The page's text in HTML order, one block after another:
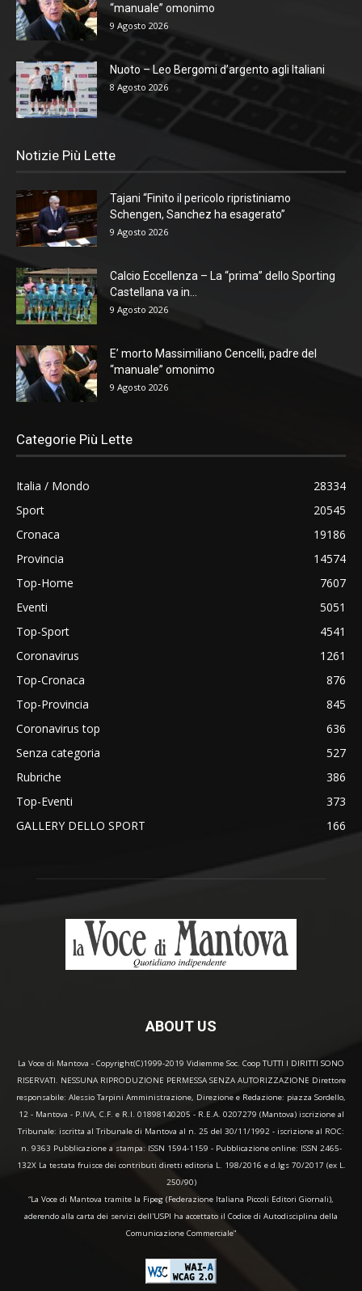
“manuale” omonimo
9 Agosto 2026
Nuoto – Leo Bergomi d’argento agli Italiani
8 Agosto 2026
Notizie Più Lette
Tajani “Finito il pericolo ripristiniamo
Schengen, Sanchez ha esagerato”
9 Agosto 2026
Calcio Eccellenza – La “prima” dello Sporting
Castellana va in...
9 Agosto 2026
E’ morto Massimiliano Cencelli, padre del
“manuale” omonimo
9 Agosto 2026
Categorie Più Lette
Italia / Mondo
28334
Sport
20545
Cronaca
19186
Provincia
14574
Top-Home
7607
Eventi
5051
Top-Sport
4541
Coronavirus
1261
Top-Cronaca
876
Top-Provincia
845
Coronavirus top
636
Senza categoria
527
Rubriche
386
Top-Eventi
373
GALLERY DELLO SPORT
166
ABOUT US
La Voce di Mantova - Copyright(C)1999-2019 Vidiemme Soc. Coop TUTTI I DIRITTI SONO
RISERVATI. NESSUNA RIPRODUZIONE PERMESSA SENZA AUTORIZZAZIONE Direttore
responsabile: Alessio Tarpini Amministrazione, Direzione e Redazione: piazza Sordello,
12 - Mantova - P.IVA, C.F. e R.I. 01898140205 - R.E.A. 0207279 (Mantova) iscrizione al
Tribunale: iscritta al Tribunale di Mantova al n. 25 del 30/11/1992 - iscrizione al ROC:
n. 9363 Pubblicazione a stampa: ISSN 1594-1159 - Pubblicazione online: ISSN 2465-
132X La testata fruisce dei contributi diretti editoria L. 198/2016 e d.lgs 70/2017 (ex L.
250/90)
“La Voce di Mantova tramite la Fipeg (Federazione Italiana Piccoli Editori Giornali),
aderendo alla carta dei servizi dell'USPI ha accettato il Codice di Autodisciplina della
Comunicazione Commerciale"